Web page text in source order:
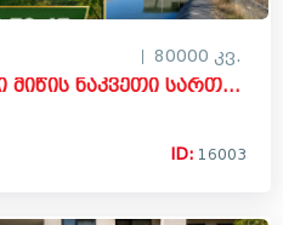
80000 კვ.
იყიდება ხეხილის ბაღი მიწის ნაკვეთი სართიჭალაში, გარდაბნი
ID: 16003